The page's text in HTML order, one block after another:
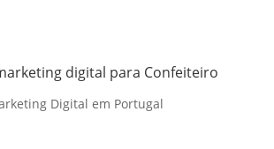
digital para Confeiteiro
Digital em Portugal